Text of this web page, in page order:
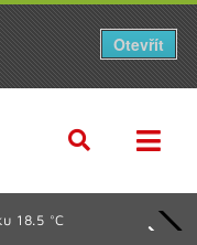
18.5 °C
Otevřít